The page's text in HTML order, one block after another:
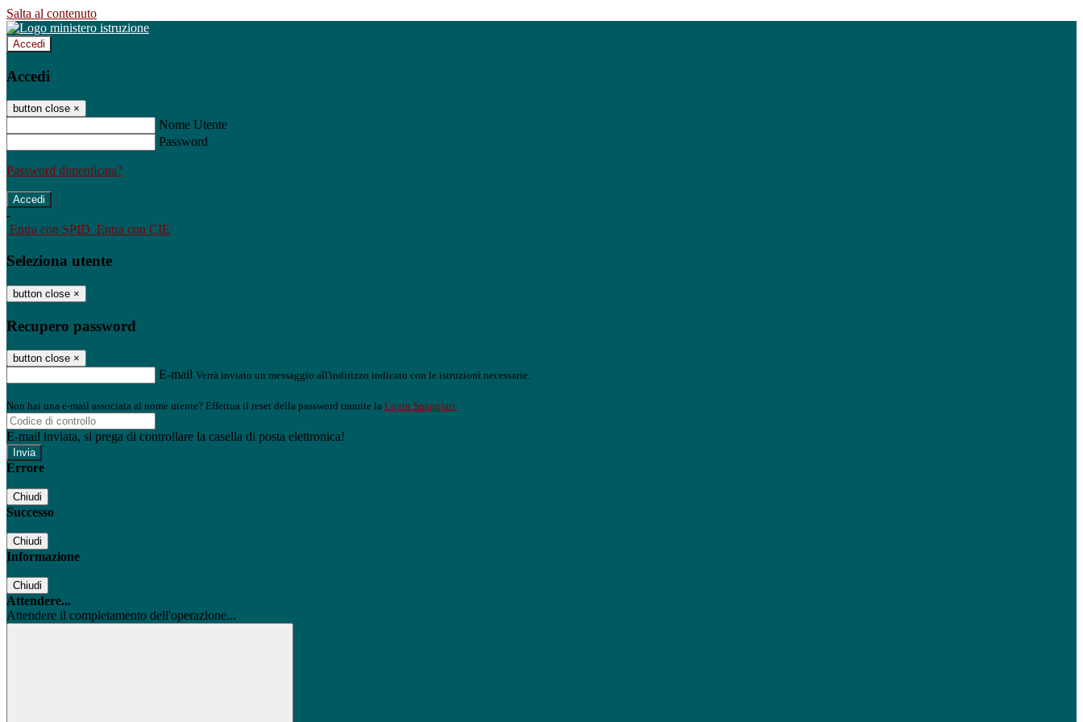
Salta al contenuto
Accedi
Accedi
button close ×
Nome Utente
Password
Password dimenticata?
-
Entra con SPID Entra con CIE
Seleziona utente
button close ×
Recupero password
button close ×
E-mail Verrà inviato un messaggio all'indirizzo indicato con le istruzioni necessarie.
Non hai una e-mail associata al nome utente? Effettua il reset della password tramite la Login Spaggiari
E-mail inviata, si prega di controllare la casella di posta elettronica!
Errore
Chiudi
Successo
Chiudi
Informazione
Chiudi
Attendere...
Attendere il completamento dell'operazione...